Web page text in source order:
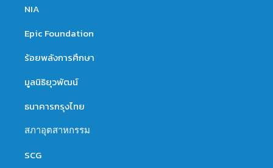
NIA
Epic Foundation
ร้อยพลังการศึกษา
มูลนิธิยุวพัฒน์
ธนาคารกรุงไทย
สภาอุตสาหกรรม
SCG